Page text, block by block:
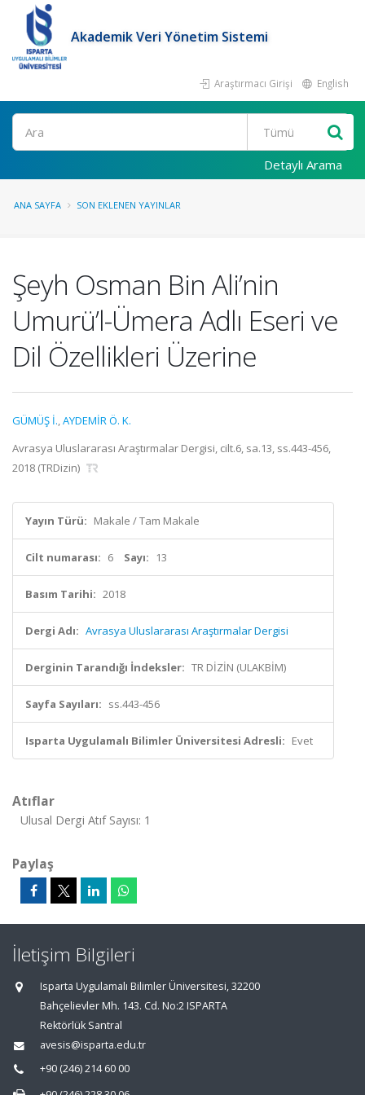
Akademik Veri Yönetim Sistemi
Araştırmacı Girişi English
Ara
Detaylı Arama
ANA SAYFA SON EKLENEN YAYINLAR
Şeyh Osman Bin Ali’nin
Umurü’l-Ümera Adlı Eseri ve
Dil Özellikleri Üzerine
GÜMÜŞ İ.,AYDEMİR Ö. K.
Avrasya Uluslararası Araştırmalar Dergisi, cilt.6, sa.13, ss.443-456,
2018 (TRDizin)
Yayın Türü: Makale / Tam Makale
Cilt numarası: 6 Sayı: 13
Basım Tarihi: 2018
Dergi Adı: Avrasya Uluslararası Araştırmalar Dergisi
Derginin Tarandığı İndeksler: TR DİZİN (ULAKBİM)
Sayfa Sayıları: ss.443-456
Isparta Uygulamalı Bilimler Üniversitesi Adresli: Evet
Atıflar
Ulusal Dergi Atıf Sayısı: 1
Paylaş
İletişim Bilgileri
Isparta Uygulamalı Bilimler Üniversitesi, 32200
Bahçelievler Mh. 143. Cd. No:2 ISPARTA
Rektörlük Santral
avesis@isparta.edu.tr
+90 (246) 214 60 00